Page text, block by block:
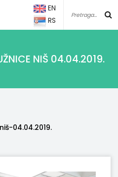
EN
RS
NIŠ 04.04.2019.
04.04.2019.